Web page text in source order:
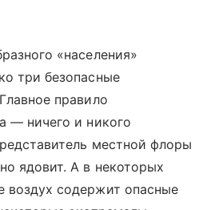
«населения»
три безопасные
правило
— ничего и никого
местной флоры
ядовит. А в некоторых
воздух содержит опасные